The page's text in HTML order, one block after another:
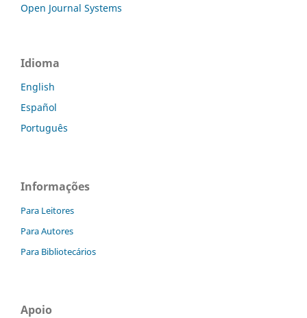
Open Journal Systems
Idioma
English
Español
Português
Informações
Para Leitores
Para Autores
Para Bibliotecários
Apoio